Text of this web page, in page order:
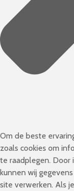
Om de beste
zoals cookies om
te raadplegen.
kunnen wij
site verwerken. Als